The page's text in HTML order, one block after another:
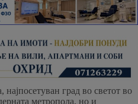
град во светот во
метропола, но и